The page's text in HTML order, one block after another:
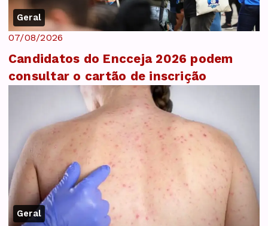
Geral
07/08/2026
Candidatos do Encceja 2026 podem
consultar o cartão de inscrição
Geral